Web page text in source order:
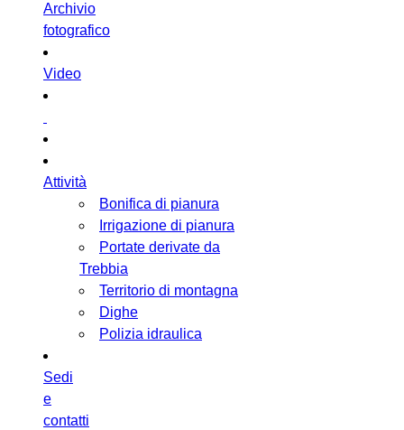
Archivio
fotografico
Video
Attività
Bonifica di pianura
Irrigazione di pianura
Portate derivate da
Trebbia
Territorio di montagna
Dighe
Polizia idraulica
Sedi
e
contatti